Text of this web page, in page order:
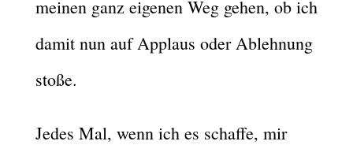
meinen ganz eigenen Weg gehen, ob ich
damit nun auf Applaus oder Ablehnung
stoße.
Jedes Mal, wenn ich es schaffe, mir